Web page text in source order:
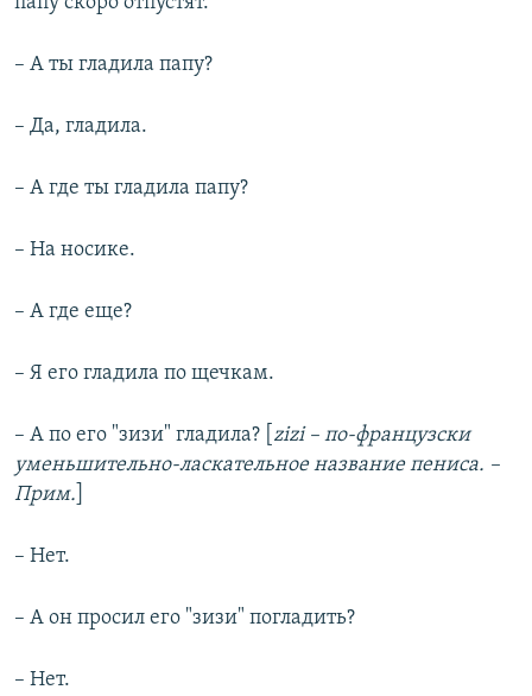
– А ты гладила папу?
– Да, гладила.
– А где ты гладила папу?
– На носике.
– А где еще?
– Я его гладила по щечкам.
– А по его "зизи" гладила? [ zizi – по-французски
уменьшительно-ласкательное название пениса. –
Прим.
– Нет.
– А он просил его "зизи" погладить?
– Нет.